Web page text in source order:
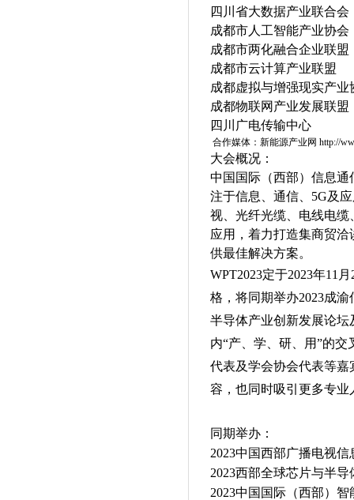
四川省大数据产
成都市人工智能
成都市两化融合企业联盟
成都市云计算产
成都虚拟与增强现实产业
成都物联网产业发展联盟
四川广电传输
合作媒体：新能源产业网 http://
大会概况：
中国国际（西部）信息通
注于信息、通信、5G及
视、 光纤光缆、电线电缆
应用，着力打造集商贸
供最佳解决方案。
WPT2023定于2023年11 月
格，将同期举办2023成
半导体产业创新发展论坛
内“产、学、研、用”的交
代表及学会协会代表等
容，也同时吸引更多专业
同期举办：
2023中国西部广播电视信
2023西部全球芯片与半
2023中国国际（西部）